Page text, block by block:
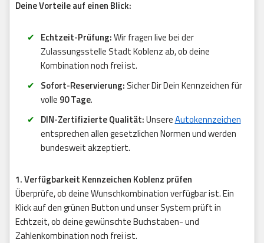
Deine Vorteile auf einen Blick:
Echtzeit-Prüfung:Wir fragen live bei der
Zulassungsstelle Stadt Koblenz ab, ob deine
Kombination noch frei ist.
Sofort-Reservierung: Sicher Dir Dein Kennzeichen für
volle 90 Tage.
DIN-Zertifizierte Qualität:UnsereAutokennzeichen
entsprechen allen gesetzlichen Normen und werden
bundesweit akzeptiert.
1. Verfügbarkeit Kennzeichen Koblenz prüfen
Überprüfe, ob deine Wunschkombination verfügbar ist. Ein
Klick auf den grünen Button und unser System prüft in
Echtzeit, ob deine gewünschte Buchstaben- und
Zahlenkombination noch frei ist.